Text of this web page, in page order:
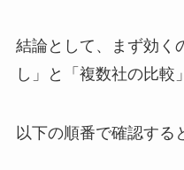
結論として、まず効く
し」と「複数社の比較
以下の順番で確認する